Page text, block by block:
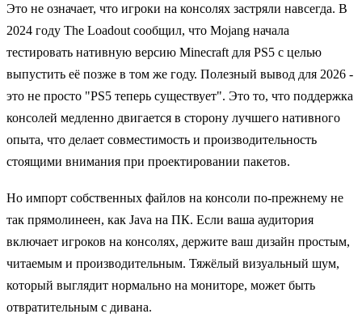
Это не означает, что игроки на консолях застряли навсегда. В
2024 году The Loadout сообщил, что Mojang начала
тестировать нативную версию Minecraft для PS5 с целью
выпустить её позже в том же году. Полезный вывод для 2026 -
это не просто "PS5 теперь существует". Это то, что поддержка
консолей медленно двигается в сторону лучшего нативного
опыта, что делает совместимость и производительность
стоящими внимания при проектировании пакетов.
Но импорт собственных файлов на консоли по-прежнему не
так прямолинеен, как Java на ПК. Если ваша аудитория
включает игроков на консолях, держите ваш дизайн простым,
читаемым и производительным. Тяжёлый визуальный шум,
который выглядит нормально на мониторе, может быть
отвратительным с дивана.